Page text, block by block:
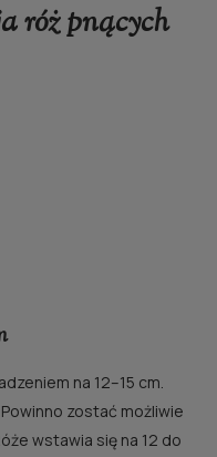
róż pnących
na 12–15 cm.
zostać możliwie
wstawia się na 12 do